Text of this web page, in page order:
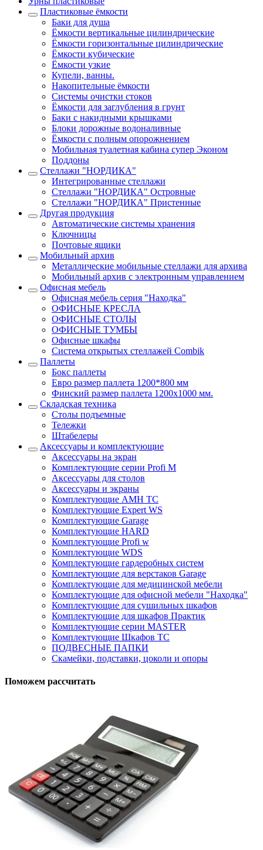
Пластиковые ёмкости
Баки для душа
Ёмкости вертикальные цилиндрические
Ёмкости горизонтальные цилиндрические
Ёмкости кубические
Ёмкости узкие
Купели, ванны.
Накопительные ёмкости
Системы очистки стоков
Ёмкости для заглубления в грунт
Баки с накидными крышками
Блоки дорожные водоналивные
Ёмкости с полным опорожнением
Мобильная туалетная кабина супер Эконом
Поддоны
Стеллажи "НОРДИКА"
Интегрированные стеллажи
Стеллажи "НОРДИКА" Островные
Стеллажи "НОРДИКА" Пристенные
Другая продукция
Автоматические системы хранения
Ключницы
Почтовые ящики
Мобильный архив
Металлические мобильные стеллажи для архива
Мобильный архив с электронным управлением
Офисная мебель
Офисная мебель серия "Находка"
ОФИСНЫЕ КРЕСЛА
ОФИСНЫЕ СТОЛЫ
ОФИСНЫЕ ТУМБЫ
Офисные шкафы
Система открытых стеллажей Combik
Паллеты
Бокс паллеты
Евро размер паллета 1200*800 мм
Финский размер паллета 1200х1000 мм.
Складская техника
Столы подъемные
Тележки
Штабелеры
Аксессуары и комплектующие
Аксессуары на экран
Комплектующие серии Profi M
Аксессуары для столов
Аксессуары и экраны
Комплектующие AMH TC
Комплектующие Expert WS
Комплектующие Garage
Комплектующие HARD
Комплектующие Profi w
Комплектующие WDS
Комплектующие гардеробных систем
Комплектующие для верстаков Garage
Комплектующие для медицинской мебели
Комплектующие для офисной мебели "Находка"
Комплектующие для сушильных шкафов
Комплектующие для шкафов Практик
Комплектующие серии MASTER
Комплектующие Шкафов ТС
ПОДВЕСНЫЕ ПАПКИ
Скамейки, подставки, цоколи и опоры
Поможем рассчитать